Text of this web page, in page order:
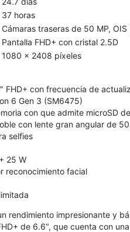
37 horas
Cámaras traseras de 50 MP,
Pantalla FHD+ con cristal 2.5D
1080 x 2408 píxeles
FHD+ con frecuencia de
6 Gen 3 (SM6475)
con que admite microSD
con lente gran angular de
selfies
25 W
reconocimiento facial
rendimiento impresionante y
de 6.6", que cuenta con